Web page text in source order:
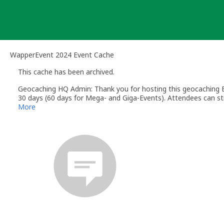
WapperEvent 2024 Event Cache
This cache has been archived.
Geocaching HQ Admin: Thank you for hosting this
30 days (60 days for Mega- and Giga-Events). Attendees can
More